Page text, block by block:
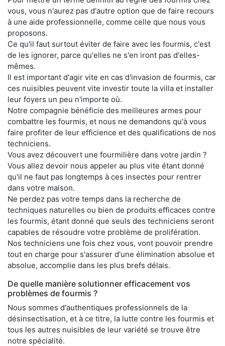
vous, vous n'aurez pas d'autre option que de faire recours
à une aide professionnelle, comme celle que nous vous
proposons.
Ce qu'il faut surtout éviter de faire avec les fourmis, c'est
de les ignorer, parce qu'elles ne s'en iront pas d'elles-
mêmes.
Il est important d'agir vite en cas d'invasion de fourmis, car
ces nuisibles peuvent vite investir toute la villa et installer
leur foyers un peu n'importe où.
Notre compagnie bénéficie des meilleures armes pour
combattre les fourmis, et nous ne demandons qu'à vous
faire profiter de leur efficience et des qualifications de nos
techniciens.
Vous avez découvert une fourmilière dans votre jardin ?
Vous allez devoir nous appeler au plus vite étant donné
qu'il ne faut pas longtemps à ces insectes pour rentrer
dans votre maison.
Ne perdez pas votre temps dans la recherche de
techniques naturelles ou bien de produits efficaces contre
les fourmis, étant donné que seuls des techniciens seront
capables de résoudre votre problème de prolifération.
Nos techniciens une fois chez vous, vont pouvoir prendre
tout en charge pour s'assurer d'une élimination absolue et
absolue, accomplie dans les plus brefs délais.
De quelle manière solutionner efficacement vos
problèmes de fourmis ?
Nous sommes d'authentiques professionnels de la
désinsectisation, et à ce titre, la lutte contre les fourmis et
tous les autres nuisibles de leur variété se trouve être
notre spécialité.